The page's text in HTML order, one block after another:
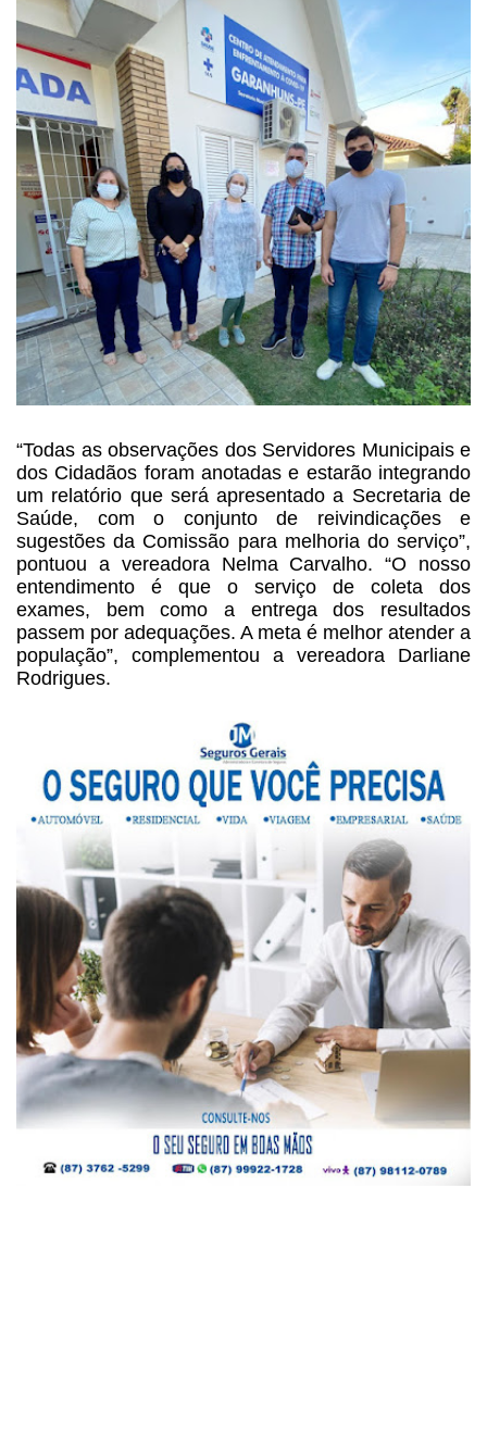
“Todas as observações dos Servidores Municipais e
dos Cidadãos foram anotadas e estarão integrando
um relatório que será apresentado a Secretaria de
Saúde, com o conjunto de reivindicações e
sugestões da Comissão para melhoria do serviço”,
pontuou a vereadora Nelma Carvalho. “O nosso
entendimento é que o serviço de coleta dos
exames, bem como a entrega dos resultados
passem por adequações. A meta é melhor atender a
população”, complementou a vereadora Darliane
Rodrigues.